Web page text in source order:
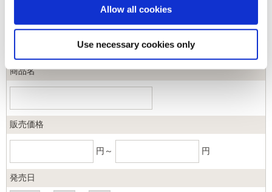
Allow all cookies
Use necessary cookies only
商品名
販売価格
円～ 円
発売日